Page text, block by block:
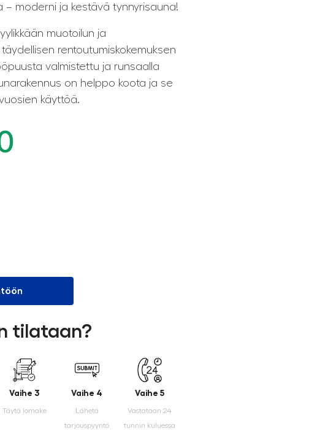
– moderni ja kestävä tynnyrisauna!
muotoilun ja
rentoutumiskokemuksen
valmistettu ja runsaalla
on helppo koota ja se
käyttöä.
tilataan?
Vaihe 3
Täytä lomake
Vaihe 4
Lähetä
tarjouspyyntö
Vaihe 5
Vastataan 24
tunnin kuluessa